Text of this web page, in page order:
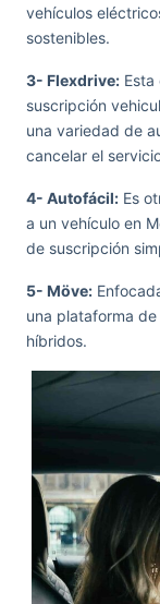
vehículos
sostenibles.
3- Flexdrive:
suscripción
una variedad de
cancelar el
4- Autofácil: Es
a un vehículo en
de suscripción
5- Möve:
una plataforma
híbridos.